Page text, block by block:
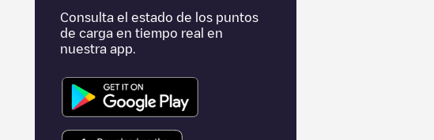
Consulta el estado de los puntos
de carga en tiempo real en
nuestra app.